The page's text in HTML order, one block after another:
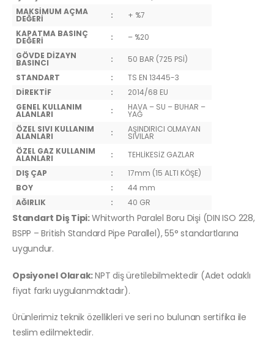
MAKSİMUM AÇMA
DEĞERİ :
+ %7
KAPATMA BASINÇ
DEĞERİ :
– %20
GÖVDE DİZAYN
BASINCI :
50 BAR (725 PSİ)
STANDART
:
TS EN 13445-3
DİREKTİF
:
2014/68 EU
GENEL KULLANIM
ALANLARI : HAVA – SU – BUHAR –
YAĞ
ÖZEL SIVI KULLANIM
ALANLARI : AŞINDIRICI OLMAYAN
SIVILAR
ÖZEL GAZ KULLANIM
ALANLARI :
TEHLİKESİZ GAZLAR
DIŞ ÇAP
:
17mm (15 ALTI KÖŞE)
BOY
:
44 mm
AĞIRLIK
: 40 GR
Standart Diş Tipi:Whitworth Paralel Boru Dişi (DIN ISO 228,
BSPP – British Standard Pipe Parallel), 55° standartlarına
uygundur.
Opsiyonel Olarak:NPT diş üretilebilmektedir (Adet odaklı
fiyat farkı uygulanmaktadır).
Ürünlerimiz teknik özellikleri ve seri no bulunan sertifika ile
teslim edilmektedir.